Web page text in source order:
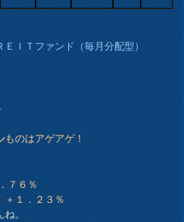
ＥＩＴファンド（毎月分配型）
ものはアゲアゲ！
７６％
＋１．２３％
ね。